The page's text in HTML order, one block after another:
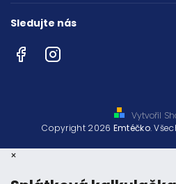
Sledujte nás
FacebookInstagram
Vytvořil
Copyright 2026 Emtéčko.
×